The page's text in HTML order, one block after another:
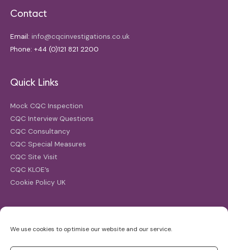
We use cookies to optimise our website and our service.
Contact
Email: info@cqcinvestigations.co.uk
Phone: +44 (0)121 821 2200
Quick Links
Mock CQC Inspection
CQC Interview Questions
CQC Consultancy
CQC Special Measures
CQC Site Visit
CQC KLOE’s
Cookie Policy UK